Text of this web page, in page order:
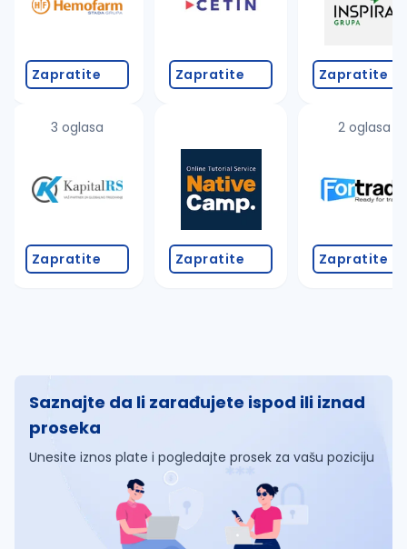
Zapratite
3 oglasa
Zapratite
Zapratite
Zapratite
Zapratite
2 oglasa
Zapratite
Saznajte da li zarađujete ispod ili iznad
proseka
Unesite iznos plate i pogledajte prosek za vašu poziciju